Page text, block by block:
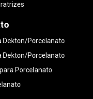
Dekton/Porcelanato
Dekton/Porcelanato
Porcelanato